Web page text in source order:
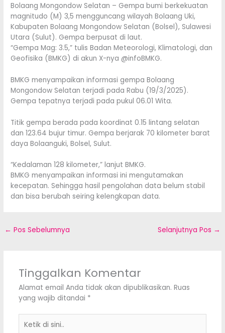
Bolaang Mongondow Selatan – Gempa bumi berkekuatan
magnitudo (M) 3,5 mengguncang wilayah Bolaang Uki,
Kabupaten Bolaang Mongondow Selatan (Bolsel), Sulawesi
Utara (Sulut). Gempa berpusat di laut.
“Gempa Mag: 3.5,” tulis Badan Meteorologi, Klimatologi, dan
Geofisika (BMKG) di akun X-nya @infoBMKG.
BMKG menyampaikan informasi gempa Bolaang
Mongondow Selatan terjadi pada Rabu (19/3/2025).
Gempa tepatnya terjadi pada pukul 06.01 Wita.
Titik gempa berada pada koordinat 0.15 lintang selatan
dan 123.64 bujur timur. Gempa berjarak 70 kilometer barat
daya Bolaanguki, Bolsel, Sulut.
“Kedalaman 128 kilometer,” lanjut BMKG.
BMKG menyampaikan informasi ini mengutamakan
kecepatan. Sehingga hasil pengolahan data belum stabil
dan bisa berubah seiring kelengkapan data.
← Pos Sebelumnya Selanjutnya Pos →
Tinggalkan Komentar
Alamat email Anda tidak akan dipublikasikan. Ruas
yang wajib ditandai *